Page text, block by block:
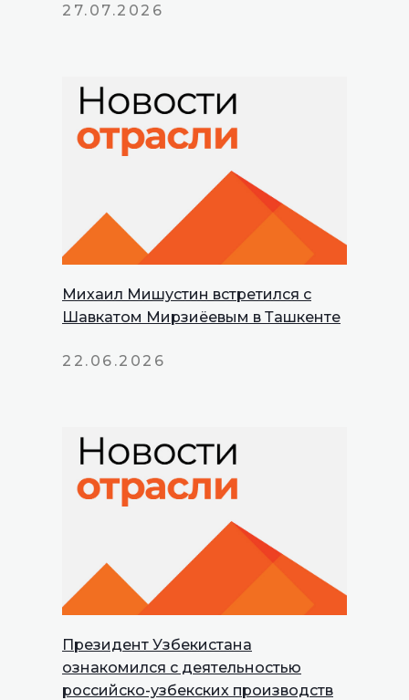
27.07.2026
Михаил Мишустин встретился с
Шавкатом Мирзиёевым в Ташкенте
22.06.2026
Президент Узбекистана
ознакомился с деятельностью
российско-узбекских производств
INNOPROM
Talks